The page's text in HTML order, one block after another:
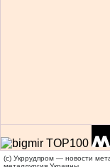
(c) Укррудпром — новости